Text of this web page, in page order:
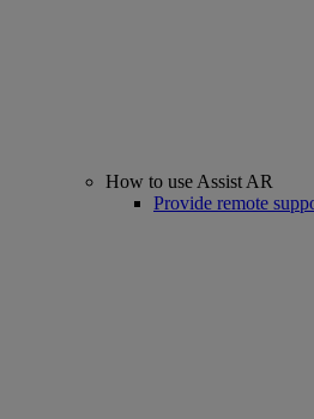
How to use Assist AR
Provide remote